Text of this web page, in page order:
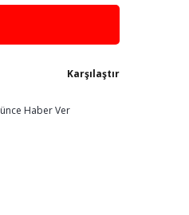
Karşılaştır
Haber Ver